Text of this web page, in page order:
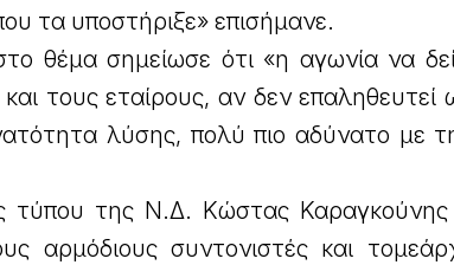
τα υποστήριξε» επισήμανε.
θέμα σημείωσε ότι «η αγωνία να
τους εταίρους, αν δεν επαληθευτεί
λύσης, πολύ πιο αδύνατο με
της Ν.Δ. Κώστας Καραγκούνης
αρμόδιους συντονιστές και